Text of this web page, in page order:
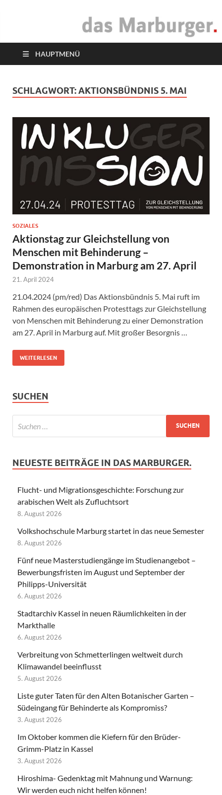
das Marburger.
HAUPTMENÜ
SCHLAGWORT:AKTIONSBÜNDNIS 5. MAI
SOZIALES
Aktionstag zur Gleichstellung von
Menschen mit Behinderung –
Demonstration in Marburg am 27. April
21. April 2024
21.04.2024 (pm/red) Das Aktionsbündnis 5. Mai ruft im
Rahmen des europäischen Protesttags zur Gleichstellung
von Menschen mit Behinderung zu einer Demonstration
am 27. April in Marburg auf. Mit großer Besorgnis …
WEITERLESEN
SUCHEN
NEUESTE BEITRÄGE IN DAS MARBURGER.
Flucht- und Migrationsgeschichte: Forschung zur
arabischen Welt als Zufluchtsort
8. August 2026
Volkshochschule Marburg startet in das neue Semester
8. August 2026
Fünf neue Masterstudiengänge im Studienangebot –
Bewerbungsfristen im August und September der
Philipps-Universität
6. August 2026
Stadtarchiv Kassel in neuen Räumlichkeiten in der
Markthalle
6. August 2026
Verbreitung von Schmetterlingen weltweit durch
Klimawandel beeinflusst
5. August 2026
Liste guter Taten für den Alten Botanischer Garten –
Südeingang für Behinderte als Kompromiss?
3. August 2026
Im Oktober kommen die Kiefern für den Brüder-
Grimm-Platz in Kassel
3. August 2026
Hiroshima- Gedenktag mit Mahnung und Warnung:
Wir werden euch nicht helfen können!